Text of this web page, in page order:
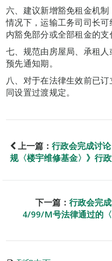
六、建议新增豁免租金机
情况下，运输工务司司长
内豁免部分或全部租金的支
七、规范由房屋局、承租
预先通知期。
八、对于在法律生效前已
同设置过渡规定。
上一篇： 行政会完成讨
规〈楼宇维修基金〉》行
下一篇： 行政会完
4/99/M号法律通过的